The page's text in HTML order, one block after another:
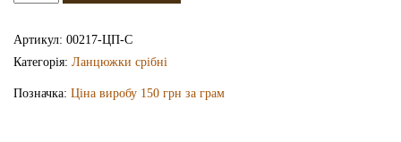
Артикул: 00217-ЦП-С
Категорія: Ланцюжки срібні
Позначка: Ціна виробу 150 грн за грам